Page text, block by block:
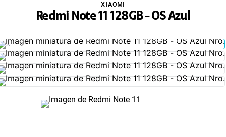
Redmi Note 11 128GB - OS Azul
XIAOMI